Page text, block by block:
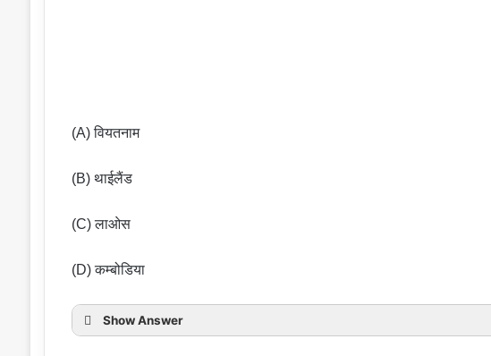
(A) वियतनाम
(B) थाईलैंड
(C) लाओस
(D) कम्बोडिया
Show Answer